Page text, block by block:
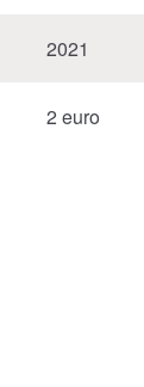
2021
2 euro